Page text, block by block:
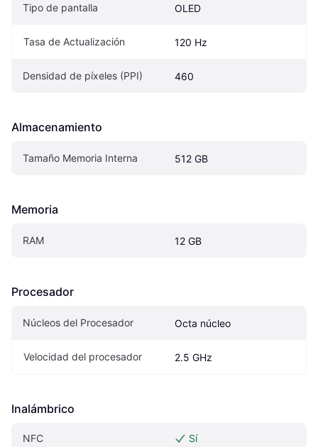
Tipo de pantalla OLED
Tasa de Actualización 120 Hz
Densidad de píxeles (PPI) 460
Almacenamiento
Tamaño Memoria Interna 512 GB
Memoria
RAM 12 GB
Procesador
Núcleos del Procesador Octa núcleo
Velocidad del procesador 2.5 GHz
Inalámbrico
NFC Sí